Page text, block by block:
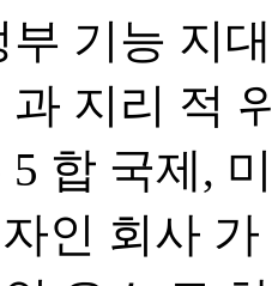
기능 지
지리 적
합 국제,
인 회사